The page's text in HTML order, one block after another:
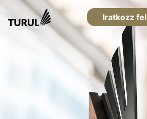
Iratkozz fel